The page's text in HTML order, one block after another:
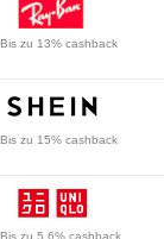
Bis zu 13% cashback
Bis zu 15% cashback
Bis zu 5,6% cashback